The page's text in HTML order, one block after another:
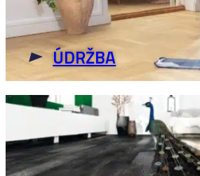
ÚDRŽBA